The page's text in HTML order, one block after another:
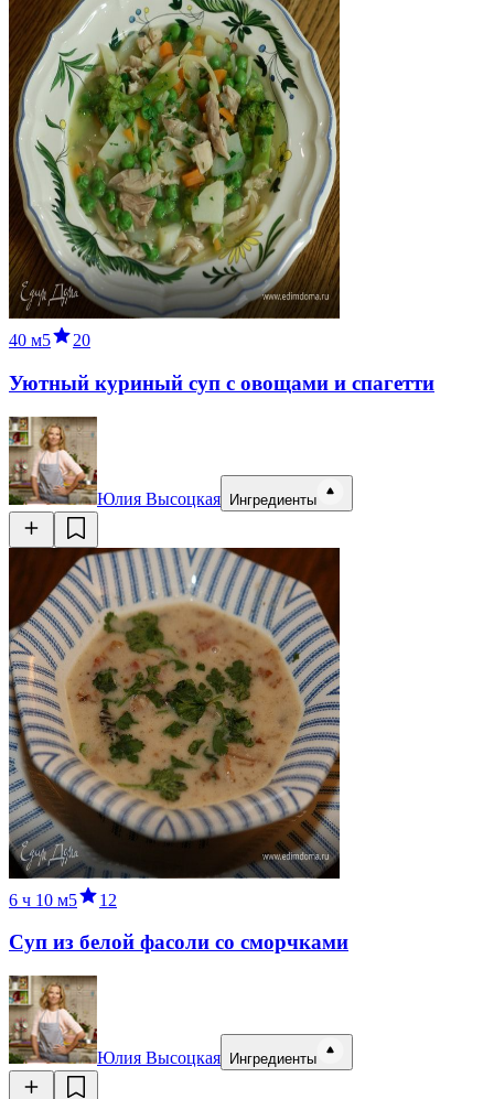
40 м5 20
Уютный куриный суп с овощами и спагетти
Юлия Высоцкая Ингредиенты
6 ч 10 м5 12
Суп из белой фасоли со сморчками
Юлия Высоцкая Ингредиенты